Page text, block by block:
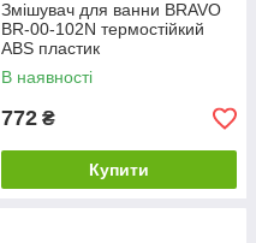
Змішувач для ванни BRAVO
BR-00-102N термостійкий
ABS пластик
В наявності
772 ₴
Купити